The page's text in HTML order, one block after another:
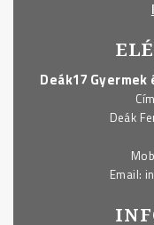
Deák17
Deák
Email: